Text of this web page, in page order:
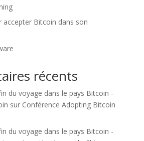
accepter Bitcoin dans son
récents
du voyage dans le pays Bitcoin -
sur Conférence Adopting Bitcoin
du voyage dans le pays Bitcoin -